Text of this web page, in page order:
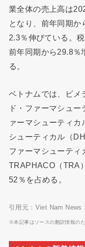
業全体の売上高は
となり、前年同期か
2.3％伸びている。
前年同期から29.8％
る。
ベトナムでは、ビメ
ド・ファーマシュ
ァーマシューティ
シューティカル（
ファーマシューティ
TRAPHACO（TRA
52％を占める。
引用元：Viet Nam News
※本記事はソースの翻訳情報の